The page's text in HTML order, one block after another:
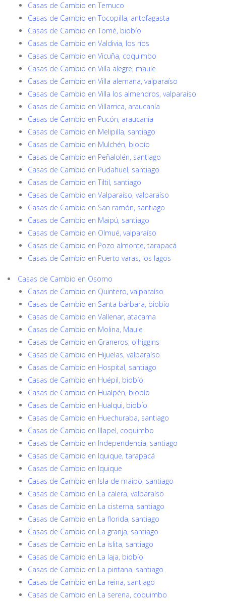
Casas de Cambio en Temuco
Casas de Cambio en Tocopilla, antofagasta
Casas de Cambio en Tomé, biobío
Casas de Cambio en Valdivia, los ríos
Casas de Cambio en Vicuña, coquimbo
Casas de Cambio en Villa alegre, maule
Casas de Cambio en Villa alemana, valparaíso
Casas de Cambio en Villa los almendros, valparaíso
Casas de Cambio en Villarrica, araucanía
Casas de Cambio en Pucón, araucanía
Casas de Cambio en Melipilla, santiago
Casas de Cambio en Mulchén, biobío
Casas de Cambio en Peñalolén, santiago
Casas de Cambio en Pudahuel, santiago
Casas de Cambio en Tiltil, santiago
Casas de Cambio en Valparaíso, valparaíso
Casas de Cambio en San ramón, santiago
Casas de Cambio en Maipú, santiago
Casas de Cambio en Olmué, valparaíso
Casas de Cambio en Pozo almonte, tarapacá
Casas de Cambio en Puerto varas, los lagos
Casas de Cambio en Osorno
Casas de Cambio en Quintero, valparaíso
Casas de Cambio en Santa bárbara, biobío
Casas de Cambio en Vallenar, atacama
Casas de Cambio en Molina, Maule
Casas de Cambio en Graneros, o'higgins
Casas de Cambio en Hijuelas, valparaíso
Casas de Cambio en Hospital, santiago
Casas de Cambio en Huépil, biobío
Casas de Cambio en Hualpén, biobío
Casas de Cambio en Hualqui, biobío
Casas de Cambio en Huechuraba, santiago
Casas de Cambio en Illapel, coquimbo
Casas de Cambio en Independencia, santiago
Casas de Cambio en Iquique, tarapacá
Casas de Cambio en Iquique
Casas de Cambio en Isla de maipo, santiago
Casas de Cambio en La calera, valparaíso
Casas de Cambio en La cisterna, santiago
Casas de Cambio en La florida, santiago
Casas de Cambio en La granja, santiago
Casas de Cambio en La islita, santiago
Casas de Cambio en La laja, biobío
Casas de Cambio en La pintana, santiago
Casas de Cambio en La reina, santiago
Casas de Cambio en La serena, coquimbo